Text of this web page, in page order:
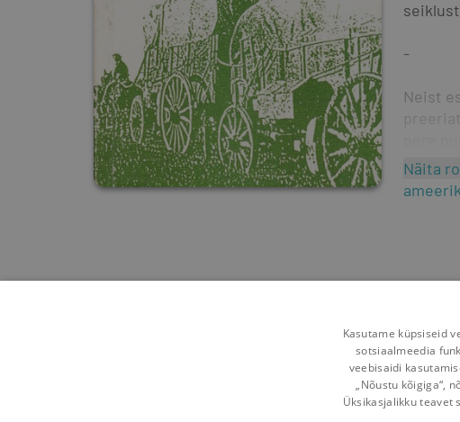
-
Neist
Näita
Kasutame küpsiseid
sotsiaalmeedia
veebisaidi
„Nõustu kõigiga“,
Üksikasjalikku teavet